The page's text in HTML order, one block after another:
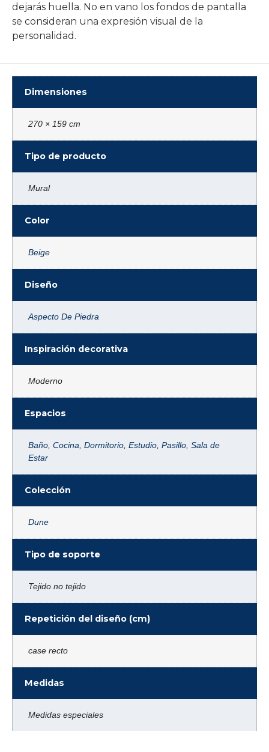
dejarás huella. No en vano los fondos de pantalla
se consideran una expresión visual de la
personalidad.
Dimensiones
270 × 159 cm
Tipo de producto
Mural
Color
Beige
Diseño
Aspecto De Piedra
Inspiración decorativa
Moderno
Espacios
Baño Cocina Dormitorio Estudio Pasillo Sala de
Estar
Colección
Dune
Tipo de soporte
Tejido no tejido
Repetición del diseño (cm)
case recto
Medidas
Medidas especiales